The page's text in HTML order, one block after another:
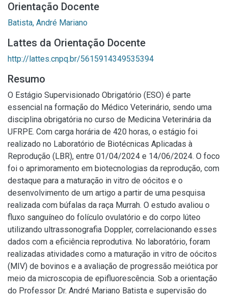
Orientação Docente
Batista, André Mariano
Lattes da Orientação Docente
http://lattes.cnpq.br/5615914349535394
Resumo
O Estágio Supervisionado Obrigatório (ESO) é parte
essencial na formação do Médico Veterinário, sendo uma
disciplina obrigatória no curso de Medicina Veterinária da
UFRPE. Com carga horária de 420 horas, o estágio foi
realizado no Laboratório de Biotécnicas Aplicadas à
Reprodução (LBR), entre 01/04/2024 e 14/06/2024. O foco
foi o aprimoramento em biotecnologias da reprodução, com
destaque para a maturação in vitro de oócitos e o
desenvolvimento de um artigo a partir de uma pesquisa
realizada com búfalas da raça Murrah. O estudo avaliou o
fluxo sanguíneo do folículo ovulatório e do corpo lúteo
utilizando ultrassonografia Doppler, correlacionando esses
dados com a eficiência reprodutiva. No laboratório, foram
realizadas atividades como a maturação in vitro de oócitos
(MIV) de bovinos e a avaliação de progressão meiótica por
meio da microscopia de epifluorescência. Sob a orientação
do Professor Dr. André Mariano Batista e supervisão do